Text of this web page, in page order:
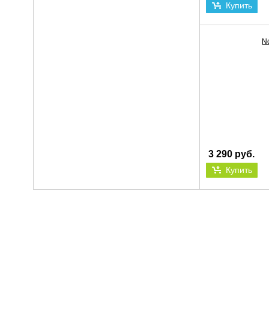
Купить
3 290 руб.
Купить